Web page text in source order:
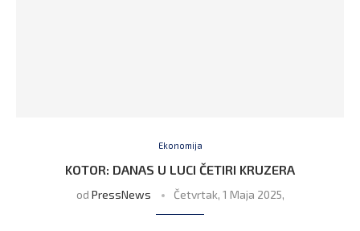
Ekonomija
KOTOR: DANAS U LUCI ČETIRI KRUZERA
od PressNews Četvrtak, 1 Maja 2025,